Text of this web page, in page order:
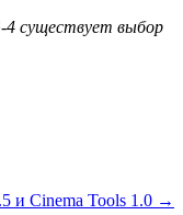
4 существует выбор
и Cinema Tools 1.0 →